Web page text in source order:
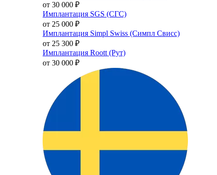
от 30 000 ₽
Имплантация SGS (СГС)
от 25 000 ₽
Имплантация Simpl Swiss (Симпл Свисс)
от 25 300 ₽
Имплантация Roott (Рут)
от 30 000 ₽